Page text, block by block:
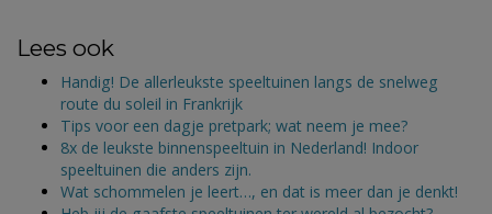
Lees ook
Handig! De allerleukste speeltuinen langs de snelweg
route du soleil in Frankrijk
Tips voor een dagje pretpark; wat neem je mee?
8x de leukste binnenspeeltuin in Nederland! Indoor
speeltuinen die anders zijn.
Wat schommelen je leert…, en dat is meer dan je denkt!